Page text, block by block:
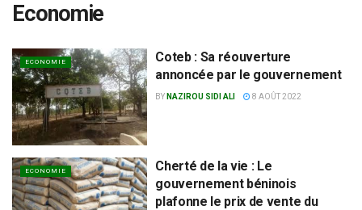
Economie
ECONOMIE
Coteb : Sa réouverture
annoncée par le gouvernement
BY NAZIROU SIDI ALI 8 AOÛT 2022
ECONOMIE
Cherté de la vie : Le
gouvernement béninois
plafonne le prix de vente du